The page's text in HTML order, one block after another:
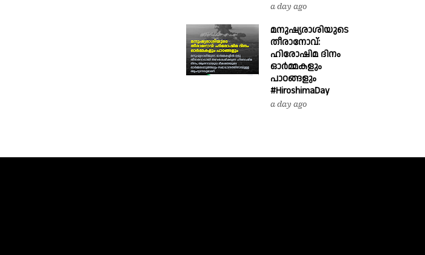
a day ago
മനുഷ്യരാശിയുടെ
തീരാനോവ്:
ഹിരോഷിമ ദിനം
ഓർമ്മകളും
പാഠങ്ങളും
#HiroshimaDay
a day ago